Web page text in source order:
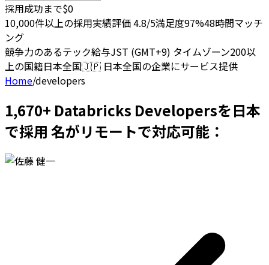
採用成功まで$0
10,000件以上の採用実績評価 4.8/5満足度97%48時間マッチ
ング
競争力のあるテック給与JST (GMT+9) タイムゾーン200以
上の国籍日本全国🇯🇵 日本全国の企業にサービス提供
Home/developers
1,670+ Databricks Developersを日本
で採用 名がリモートで対応可能：